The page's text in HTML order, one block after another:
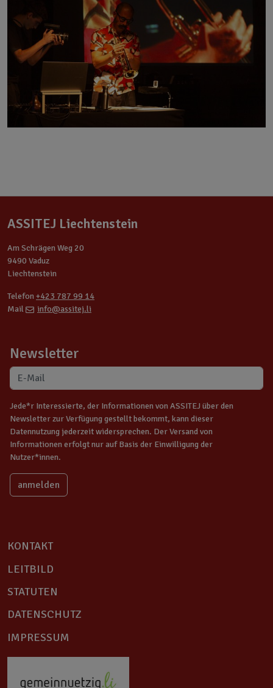
ASSITEJ Liechtenstein
Am Schrägen Weg 20
9490 Vaduz
Liechtenstein
Telefon+423 787 99 14
Mail
info@assitej.li
Newsletter
Jede*r Interessierte, der Informationen von ASSITEJ über den
Newsletter zur Verfügung gestellt bekommt, kann dieser
Datennutzung jederzeit widersprechen. Der Versand von
Informationen erfolgt nur auf Basis der Einwilligung der
Nutzer*innen.
KONTAKT
LEITBILD
STATUTEN
DATENSCHUTZ
IMPRESSUM